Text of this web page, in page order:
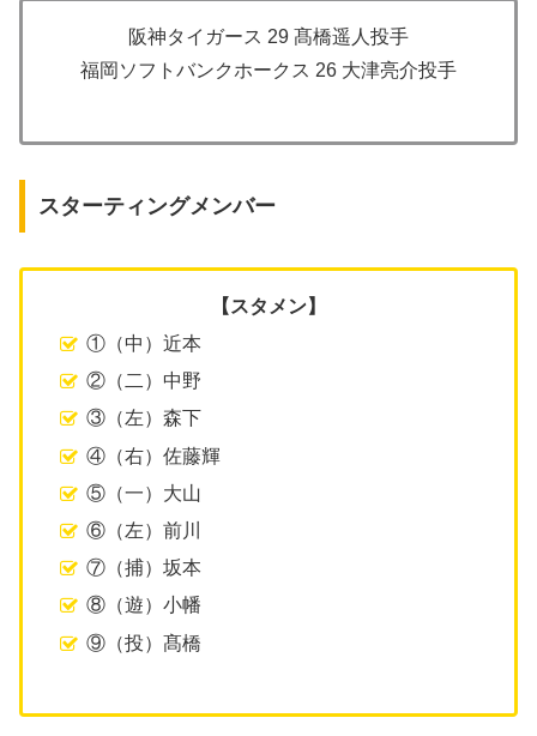
阪神タイガース 29 髙橋遥人投手
福岡ソフトバンクホークス 26 大津亮介投手
スターティングメンバー
【スタメン】
①（中）近本
②（二）中野
③（左）森下
④（右）佐藤輝
⑤（一）大山
⑥（左）前川
⑦（捕）坂本
⑧（遊）小幡
⑨（投）髙橋